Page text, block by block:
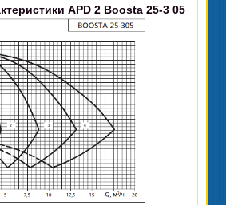
APD 2 Boosta 25-3 05